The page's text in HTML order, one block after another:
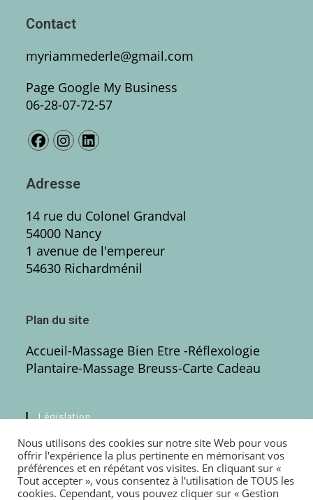
Contact
myriammederle@gmail.com
Page Google My Business
06-28-07-72-57
Adresse
14 rue du Colonel Grandval
54000 Nancy
1 avenue de l'empereur
54630 Richardménil
Plan du site
Accueil-Massage Bien Etre-Réflexologie
Plantaire-Massage Breuss-Carte Cadeau
Législation
Mentions légales
Politique de confidentialité
Nous utilisons des cookies sur notre site Web pour vous
offrir l'expérience la plus pertinente en mémorisant vos
préférences et en répétant vos visites. En cliquant sur «
Tout accepter », vous consentez à l'utilisation de TOUS les
cookies. Cependant, vous pouvez cliquer sur « Gestion